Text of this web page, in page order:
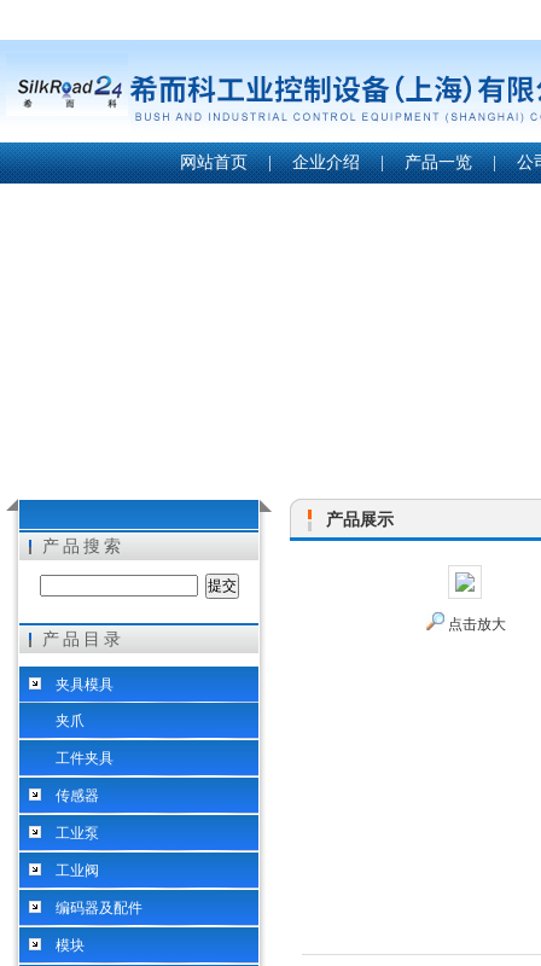
希而科工业控制设备（上海）有限公司
网站首页 | 企业介绍 | 产品一览 | 公
产品搜索
产品目录
夹具模具
夹爪
工件夹具
传感器
工业泵
工业阀
编码器及配件
模块
产品展示
点击放大